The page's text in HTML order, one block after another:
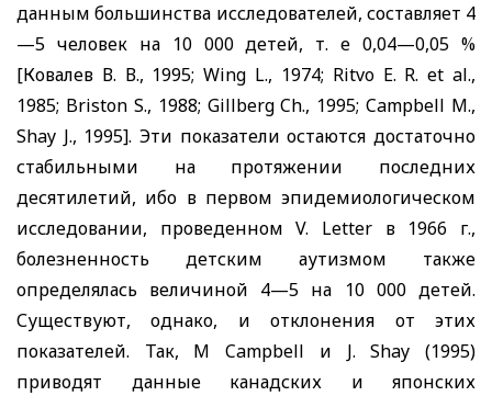
данным большинства исследователей, составляет 4
—5 человек на 10 000 детей, т. е 0,04—0,05 %
[Ковалев В. В., 1995;Wing L., 1974; Ritvo E. R. et al.,
1985; Briston S., 1988; Gillberg Ch., 1995;Campbell M.,
Shay J., 1995]. Эти показатели остаются достаточно
стабильными на протяжении последних
десятилетий, ибо в первом эпидемиологическом
исследовании, проведенномV. Letter в 1966 г.,
болезненность детским аутизмом также
определялась величиной 4—5 на 10 000 детей.
Существуют, однако, и отклонения от этих
показателей. Так, M Campbell и J. Shay(1995)
приводят данные канадских и японских